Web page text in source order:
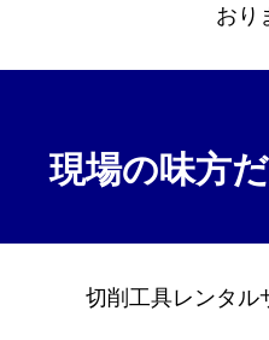
おり
現場の味方
切削工具レンタル